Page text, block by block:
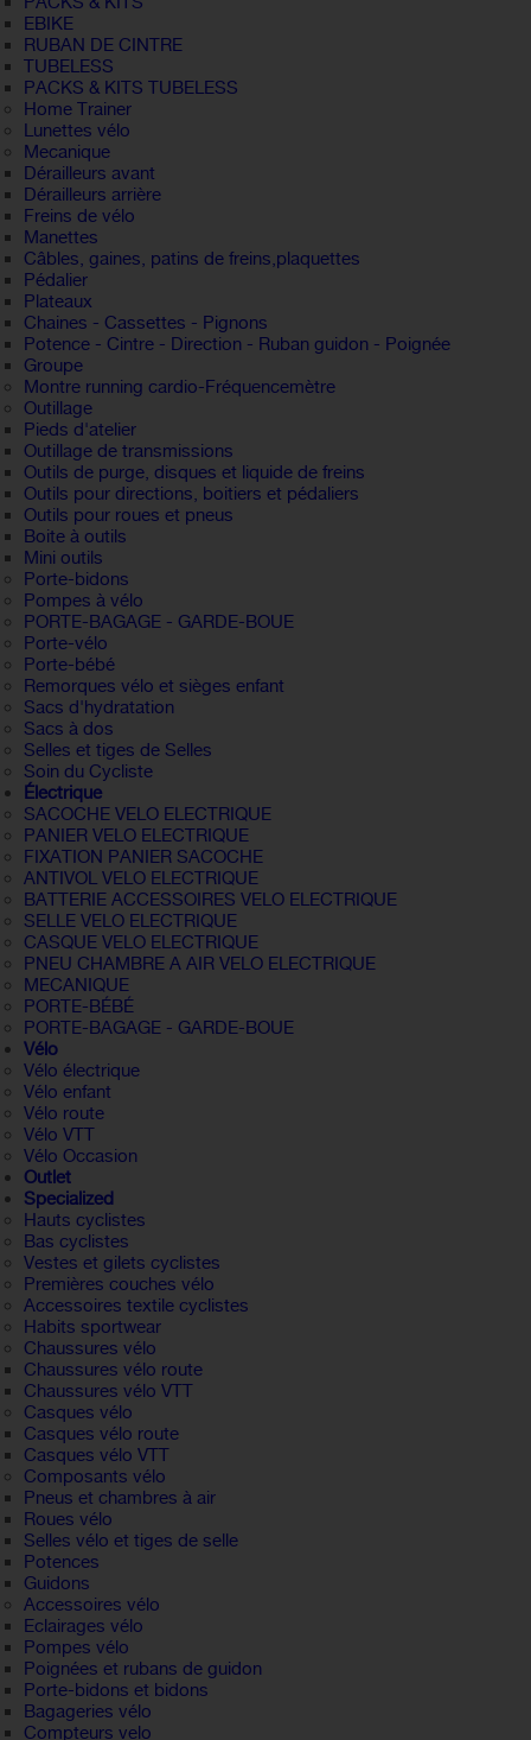
EBIKE
RUBAN DE CINTRE
TUBELESS
PACKS & KITS TUBELESS
Home Trainer
Lunettes vélo
Mecanique
Dérailleurs avant
Dérailleurs arrière
Freins de vélo
Manettes
Câbles, gaines, patins de freins,plaquettes
Pédalier
Plateaux
Chaines - Cassettes - Pignons
Potence - Cintre - Direction - Ruban guidon - Poignée
Groupe
Montre running cardio-Fréquencemètre
Outillage
Pieds d'atelier
Outillage de transmissions
Outils de purge, disques et liquide de freins
Outils pour directions, boitiers et pédaliers
Outils pour roues et pneus
Boite à outils
Mini outils
Porte-bidons
Pompes à vélo
PORTE-BAGAGE - GARDE-BOUE
Porte-vélo
Porte-bébé
Remorques vélo et sièges enfant
Sacs d'hydratation
Sacs à dos
Selles et tiges de Selles
Soin du Cycliste
Électrique
SACOCHE VELO ELECTRIQUE
PANIER VELO ELECTRIQUE
FIXATION PANIER SACOCHE
ANTIVOL VELO ELECTRIQUE
BATTERIE ACCESSOIRES VELO ELECTRIQUE
SELLE VELO ELECTRIQUE
CASQUE VELO ELECTRIQUE
PNEU CHAMBRE A AIR VELO ELECTRIQUE
MECANIQUE
PORTE-BÉBÉ
PORTE-BAGAGE - GARDE-BOUE
Vélo
Vélo électrique
Vélo enfant
Vélo route
Vélo VTT
Vélo Occasion
Outlet
Specialized
Hauts cyclistes
Bas cyclistes
Vestes et gilets cyclistes
Premières couches vélo
Accessoires textile cyclistes
Habits sportwear
Chaussures vélo
Chaussures vélo route
Chaussures vélo VTT
Casques vélo
Casques vélo route
Casques vélo VTT
Composants vélo
Pneus et chambres à air
Roues vélo
Selles vélo et tiges de selle
Potences
Guidons
Accessoires vélo
Eclairages vélo
Pompes vélo
Poignées et rubans de guidon
Porte-bidons et bidons
Bagageries vélo
Compteurs velo